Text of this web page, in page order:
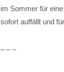
im Sommer für
sofort auffällt und
– – –